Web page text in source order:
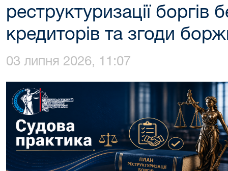
реструктуризації боргів
кредиторів та згоди
03 липня 2026, 11:07